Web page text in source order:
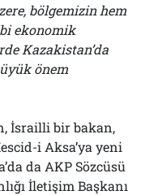
bölgemizin hem
ekonomik
Kazakistan’da
önem
İsrailli bir bakan,
i Aksa’ya yeni
da AKP Sözcüsü
İletişim Başkanı